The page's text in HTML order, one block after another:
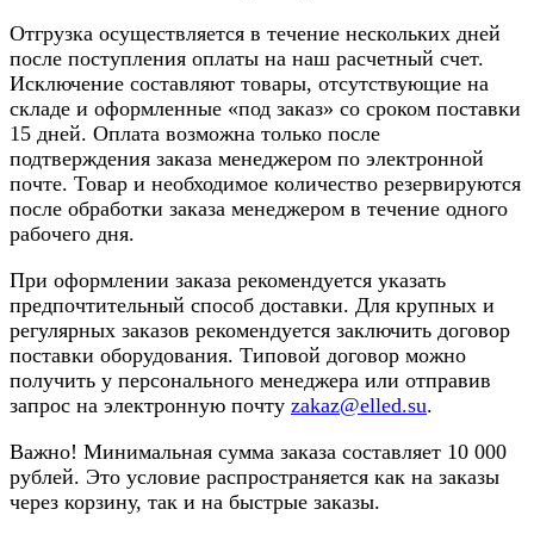
Отгрузка осуществляется в течение нескольких дней
после поступления оплаты на наш расчетный счет.
Исключение составляют товары, отсутствующие на
складе и оформленные «под заказ» со сроком поставки
15 дней. Оплата возможна только после
подтверждения заказа менеджером по электронной
почте. Товар и необходимое количество резервируются
после обработки заказа менеджером в течение одного
рабочего дня.
При оформлении заказа рекомендуется указать
предпочтительный способ доставки. Для крупных и
регулярных заказов рекомендуется заключить договор
поставки оборудования. Типовой договор можно
получить у персонального менеджера или отправив
запрос на электронную почту zakaz@elled.su.
Важно! Минимальная сумма заказа составляет 10 000
рублей. Это условие распространяется как на заказы
через корзину, так и на быстрые заказы.